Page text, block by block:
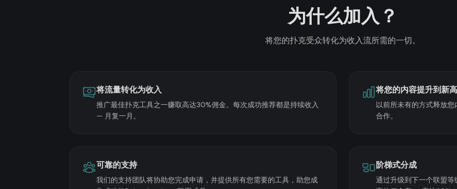
为什么加入？
将您的扑克受众转化为收入流所需的一切。
将流量转化为收入
推广最佳扑克工具之一赚取高达30%佣金。每次成功推荐都是持续收入
— 月复一月。
将您的内容提升到新
以前所未有的方式释放
合作。
可靠的支持
我们的支持团队将协助您完成申请，并提供所有您需要的工具，助您成
阶梯式分成
通过升级到下一个联盟